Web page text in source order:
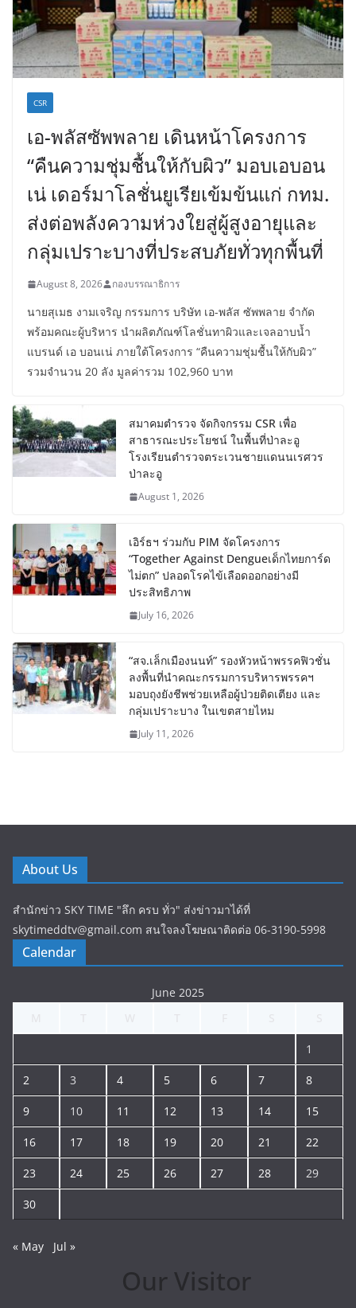
CSR
เอ-พลัสซัพพลาย เดินหน้าโครงการ
“คืนความชุ่มชื้นให้กับผิว” มอบเอบอน
เน่ เดอร์มาโลชั่นยูเรียเข้มข้นแก่ กทม.
ส่งต่อพลังความห่วงใยสู่ผู้สูงอายุและ
กลุ่มเปราะบางที่ประสบภัยทั่วทุกพื้นที่
August 8, 2026 กองบรรณาธิการ
นายสุเมธ งามเจริญ กรรมการ บริษัท เอ-พลัส ซัพพลาย จำกัด
พร้อมคณะผู้บริหาร นำผลิตภัณฑ์โลชั่นทาผิวและเจลอาบน้ำ
แบรนด์ เอ บอนเน่ ภายใต้โครงการ “คืนความชุ่มชื้นให้กับผิว”
รวมจำนวน 20 ลัง มูลค่ารวม 102,960 บาท
สมาคมตำรวจ จัดกิจกรรม CSR เพื่อ
สาธารณะประโยชน์ ในพื้นที่ป่าละอู
โรงเรียนตำรวจตระเวนชายแดนนเรศวร
ป่าละอู
August 1, 2026
เอิร์ธฯ ร่วมกับ PIM จัดโครงการ
“Together Against Dengueเด็กไทยการ์ด
ไม่ตก” ปลอดโรคไข้เลือดออกอย่างมี
ประสิทธิภาพ
July 16, 2026
“สจ.เล็กเมืองนนท์” รองหัวหน้าพรรคฟิวชั่น
ลงพื้นที่นำคณะกรรมการบริหารพรรคฯ
มอบถุงยังชีพช่วยเหลือผู้ป่วยติดเตียง และ
กลุ่มเปราะบาง ในเขตสายไหม
July 11, 2026
About Us
สำนักข่าว SKY TIME "ลึก ครบ ทั่ว" ส่งข่าวมาได้ที่
skytimeddtv@gmail.com สนใจลงโฆษณาติดต่อ 06-3190-5998
Calendar
June 2025
1
2 3 4 5 6 7 8
9 10 11 12 13 14 15
16 17 18 19 20 21 22
23 24 25 26 27 28 29
30
« May Jul »
Our Visitor